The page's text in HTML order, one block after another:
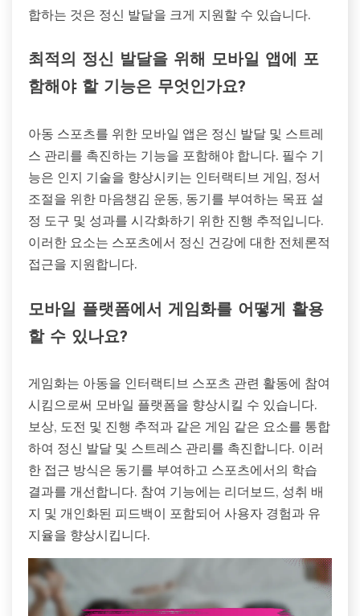
합하는 것은 정신 발달을 크게 지원할 수 있습니다.
최적의 정신 발달을 위해 모바일 앱에 포
함해야 할 기능은 무엇인가요?
아동 스포츠를 위한 모바일 앱은 정신 발달 및 스트레
스 관리를 촉진하는 기능을 포함해야 합니다. 필수 기
능은 인지 기술을 향상시키는 인터랙티브 게임, 정서
조절을 위한 마음챙김 운동, 동기를 부여하는 목표 설
정 도구 및 성과를 시각화하기 위한 진행 추적입니다.
이러한 요소는 스포츠에서 정신 건강에 대한 전체론적
접근을 지원합니다.
모바일 플랫폼에서 게임화를 어떻게 활용
할 수 있나요?
게임화는 아동을 인터랙티브 스포츠 관련 활동에 참여
시킴으로써 모바일 플랫폼을 향상시킬 수 있습니다.
보상, 도전 및 진행 추적과 같은 게임 같은 요소를 통합
하여 정신 발달 및 스트레스 관리를 촉진합니다. 이러
한 접근 방식은 동기를 부여하고 스포츠에서의 학습
결과를 개선합니다. 참여 기능에는 리더보드, 성취 배
지 및 개인화된 피드백이 포함되어 사용자 경험과 유
지율을 향상시킵니다.